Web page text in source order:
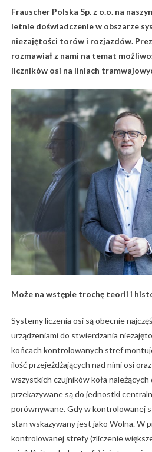
Frauscher Polska Sp. z o.o. na
letnie doświadczenie w obszarze
niezajętości torów i rozjazdów.
rozmawiał z nami na temat
liczników osi na liniach
Może na wstępie trochę teorii i
Systemy liczenia osi są obecnie
urządzeniami do stwierdzania
końcach kontrolowanych stref
ilość przejeżdżających nad nimi osi
wszystkich czujników koła
przekazywane są do jednostki
porównywane. Gdy w kontrolowanej
stan wskazywany jest jako Wolna. W
kontrolowanej strefy (zliczenie